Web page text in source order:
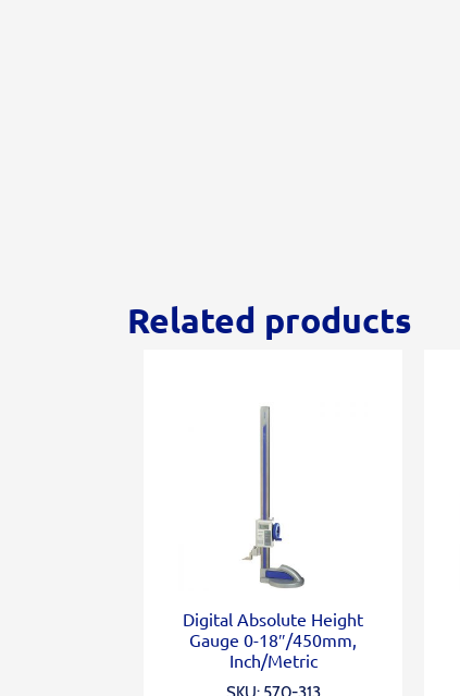
Related products
Digital Absolute Height
Gauge 0-18″/450mm,
Inch/Metric